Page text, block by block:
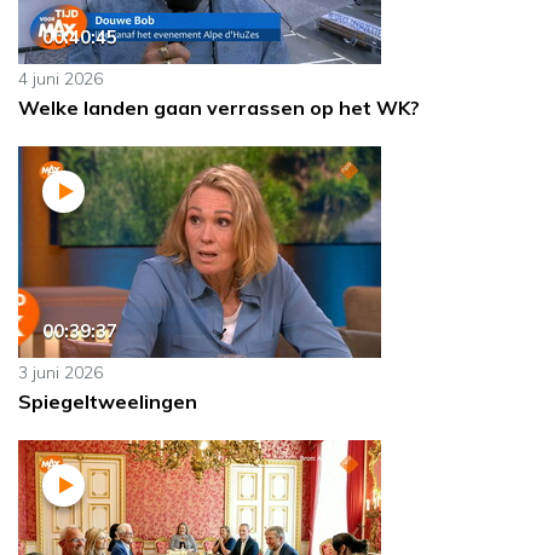
00:40:45
4 juni 2026
Welke landen gaan verrassen op het WK?
00:39:37
3 juni 2026
Spiegeltweelingen